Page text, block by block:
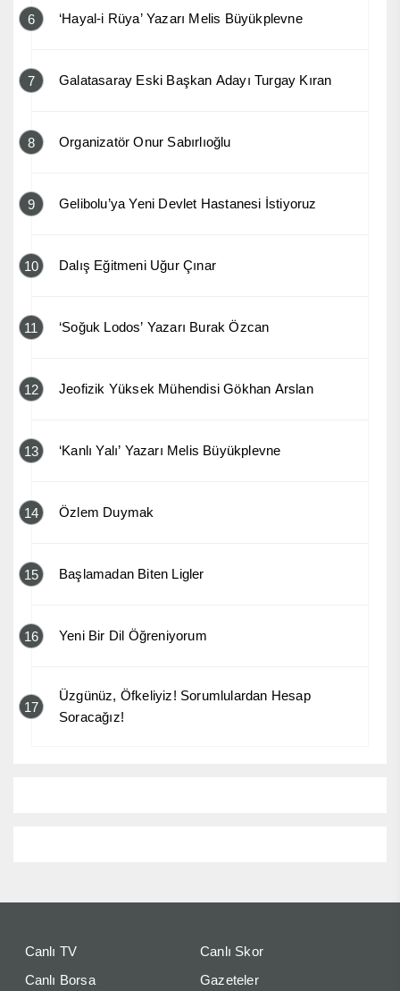
6 ‘Hayal-i Rüya’ Yazarı Melis Büyükplevne
7 Galatasaray Eski Başkan Adayı Turgay Kıran
8 Organizatör Onur Sabırlıoğlu
9 Gelibolu’ya Yeni Devlet Hastanesi İstiyoruz
10 Dalış Eğitmeni Uğur Çınar
11 ‘Soğuk Lodos’ Yazarı Burak Özcan
12 Jeofizik Yüksek Mühendisi Gökhan Arslan
13 ‘Kanlı Yalı’ Yazarı Melis Büyükplevne
14 Özlem Duymak
15 Başlamadan Biten Ligler
16 Yeni Bir Dil Öğreniyorum
17
Üzgünüz, Öfkeliyiz! Sorumlulardan Hesap
Soracağız!
Canlı TV
Canlı Skor
Canlı Borsa
Gazeteler